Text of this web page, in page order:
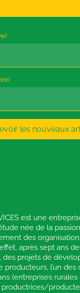
les nouveaux
est une
née de la
des
après sept ans
des projets de
producteurs, l’un
(entreprises rurales
productrices/